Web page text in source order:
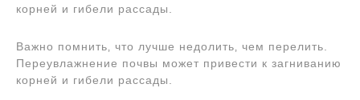
корней и гибели рассады.
Важно помнить‚ что лучше недолить‚ чем перелить.
Переувлажнение почвы может привести к загниванию
корней и гибели рассады.